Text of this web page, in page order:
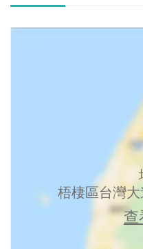
梧棲區台灣
查